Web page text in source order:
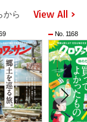
から View All
No. 1168